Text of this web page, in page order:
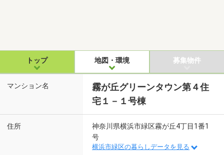
トップ 地図・環境 募集物件
マンション名
霧が丘グリーンタウン第４住
宅１－１号棟
住所
神奈川県横浜市緑区霧が丘4丁目1番1
号
横浜市緑区の暮らしデータを見る